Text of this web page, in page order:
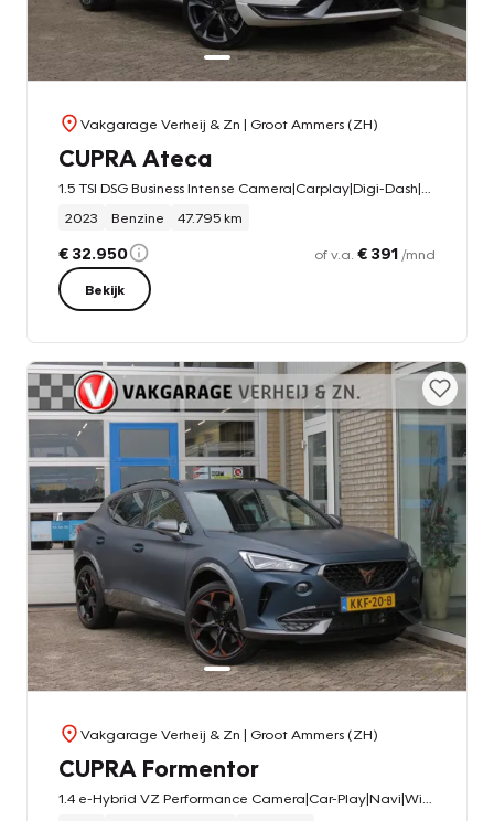
Vakgarage Verheij & Zn | Groot Ammers (ZH)
CUPRA Ateca
2023
Benzine 47.795 km
€ 32.950 of v.a. € 391 /mnd
Bekijk
Vakgarage Verheij & Zn | Groot Ammers (ZH)
CUPRA Formentor